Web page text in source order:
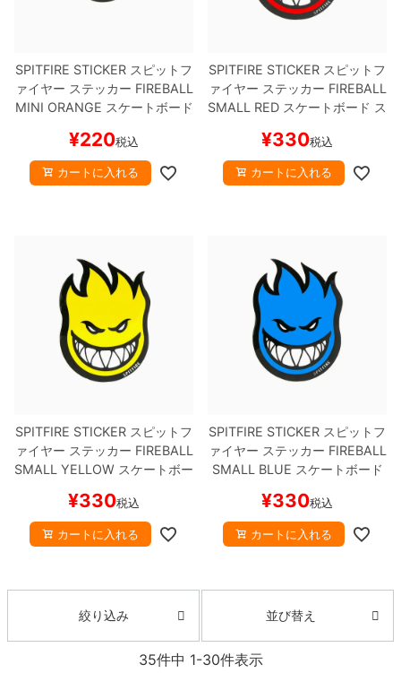
SPITFIRE STICKER スピットフ
ァイヤー ステッカー FIREBALL
MINI ORANGE スケートボード
¥220税込
カートに入れる
SPITFIRE STICKER スピットフ
ァイヤー ステッカー FIREBALL
SMALL RED スケートボード ス
¥330税込
カートに入れる
SPITFIRE STICKER スピットフ
ァイヤー ステッカー FIREBALL
SMALL YELLOW スケートボー
¥330税込
カートに入れる
SPITFIRE STICKER スピットフ
ァイヤー ステッカー FIREBALL
SMALL BLUE スケートボード
¥330税込
カートに入れる
絞り込み 並び替え
35件中 1-30件表示